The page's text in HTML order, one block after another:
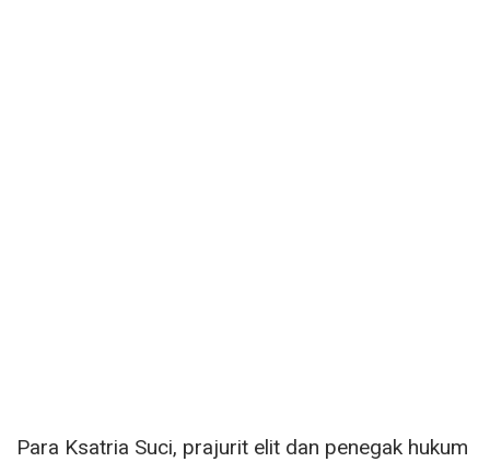
Para Ksatria Suci, prajurit elit dan penegak hukum